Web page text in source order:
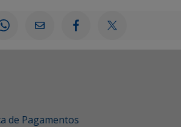
de Pagamentos